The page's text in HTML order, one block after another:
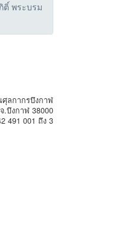
ติ์ พระบรม
ลกากรบึงกาฬ
.บึงกาฬ 38000
491 001 ถึง 3